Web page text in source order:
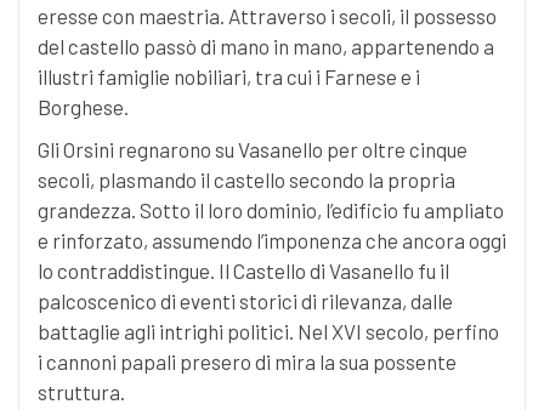
eresse con maestria. Attraverso i secoli, il possesso
del castello passò di mano in mano, appartenendo a
illustri famiglie nobiliari, tra cui i Farnese e i
Borghese.
Gli Orsini regnarono su Vasanello per oltre cinque
secoli, plasmando il castello secondo la propria
grandezza. Sotto il loro dominio, l’edificio fu ampliato
e rinforzato, assumendo l’imponenza che ancora oggi
lo contraddistingue. Il Castello di Vasanello fu il
palcoscenico di eventi storici di rilevanza, dalle
battaglie agli intrighi politici. Nel XVI secolo, perfino
i cannoni papali presero di mira la sua possente
struttura.